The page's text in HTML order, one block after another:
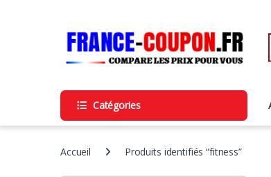
Catégories
Accueil Produits identifiés “fitness”